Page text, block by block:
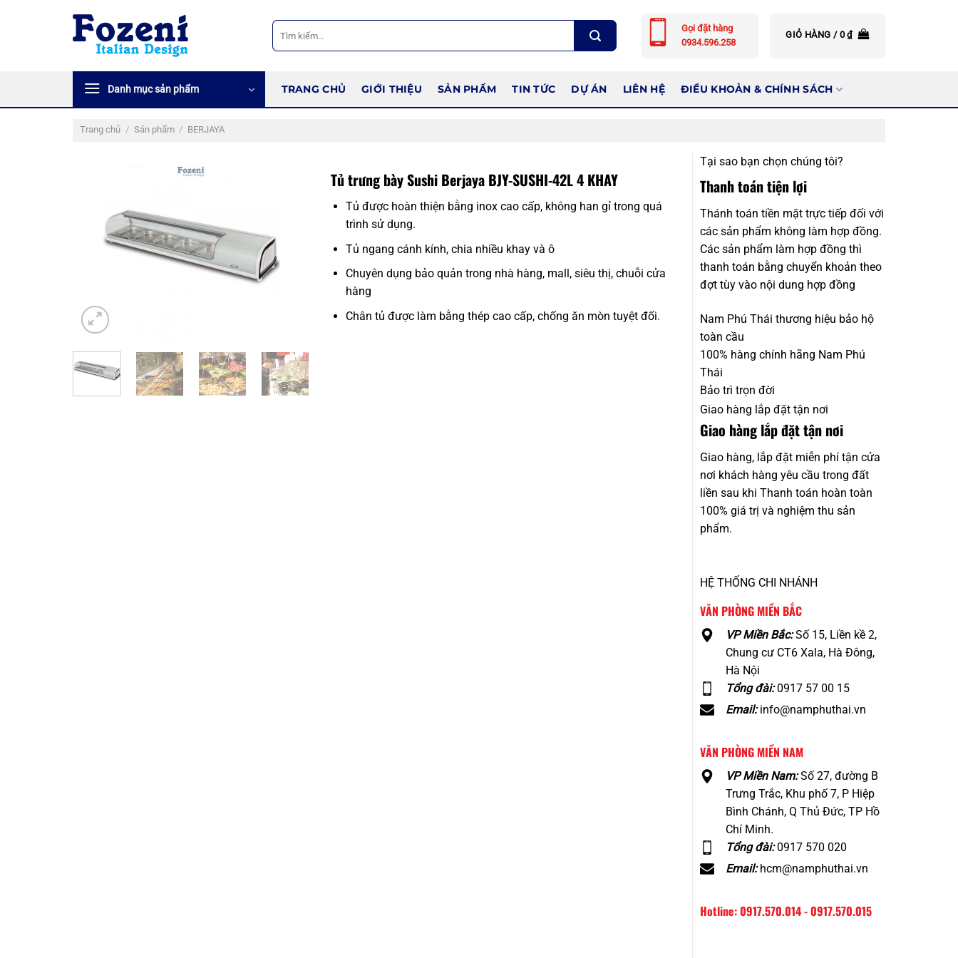
Tìm
kiếm:
Gọi đặt hàng
0934.596.258
GIỎ HÀNG / 0₫
Danh mục sản phẩm TRANG CHỦ GIỚI THIỆU SẢN PHẨM TIN TỨC DỰ ÁN LIÊN HỆ ĐIỀU KHOẢN & CHÍNH SÁCH
Trang chủ / Sản phẩm / BERJAYA
Tại sao bạn chọn chúng tôi?
Thanh toán tiện lợi
Thánh toán tiền mặt trực tiếp đối với
các sản phẩm không làm hợp đồng.
Các sản phẩm làm hợp đồng thì
thanh toán bằng chuyển khoản theo
đợt tùy vào nội dung hợp đồng
Nam Phú Thái thương hiệu bảo hộ
toàn cầu
100% hàng chính hãng Nam Phú
Thái
Bảo trì trọn đời
Giao hàng lắp đặt tận nơi
Giao hàng lắp đặt tận nơi
Giao hàng, lắp đặt miễn phí tận cửa
nơi khách hàng yêu cầu trong đất
liền sau khi Thanh toán hoàn toàn
100% giá trị và nghiệm thu sản
phẩm.
HỆ THỐNG CHI NHÁNH
VĂN PHÒNG MIỀN BẮC
VP Miền Bắc:Số 15, Liền kề 2,
Chung cư CT6 Xala, Hà Đông,
Hà Nội
Tổng đài:0917 57 00 15
Email:info@namphuthai.vn
VĂN PHÒNG MIỀN NAM
VP Miền Nam:Số 27, đường B
Trưng Trắc, Khu phố 7, P Hiệp
Bình Chánh, Q Thủ Đức, TP Hồ
Chí Minh.
Tổng đài:0917 570 020
Email:hcm@namphuthai.vn
Hotline: 0917.570.014 - 0917.570.015
Tủ trưng bày Sushi Berjaya BJY-SUSHI-42L 4 KHAY
Tủ được hoàn thiện bằng inox cao cấp, không han gỉ trong quá
trình sử dụng.
Tủ ngang cánh kính, chia nhiều khay và ô
Chuyên dụng bảo quản trong nhà hàng, mall, siêu thị, chuỗi cửa
hàng
Chân tủ được làm bằng thép cao cấp, chống ăn mòn tuyệt đối.